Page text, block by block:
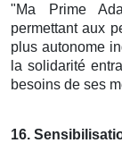
"Ma Prime
permettant aux
plus autonome
la solidarité
besoins de ses
16.